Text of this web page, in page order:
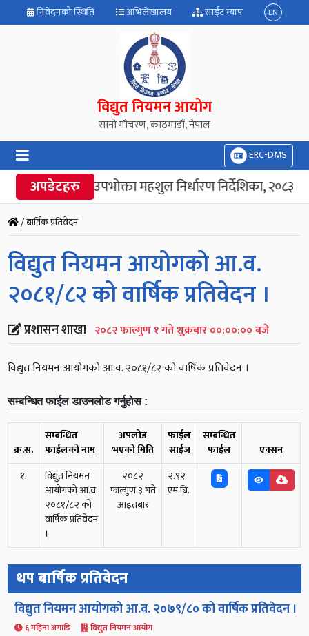
निवेदनको स्थिति अभिलेखालय साईट म्याप EN
विद्युत नियमन आयोग
सानो गौचरण, काठमाडौं, नेपाल
ERC-DMS
अपडेटहरु
“विद्युत उपभोक्ता महशुल निर्धारण निर्देशिका, २०८३”
/ बार्षिक प्रतिवेदन
विद्युत नियमन आयोगको आ.व.
२०८१/८२ को वार्षिक प्रतिवेदन ।
प्रशासन शाखा २०८२ फाल्गुण १ गते शुक्रबार ००:००:०० बजे
विद्युत नियमन आयोगको आ.व. २०८१/८२ को वार्षिक प्रतिवेदन ।
सम्बन्धित फाईल डाउनलोड गर्नुहोस :
क्र.स.
सम्बन्धित
फाईलको नाम
अपलोड
भएको मिति
फाईल
साईज
सम्बन्धित
फाईल
एक्सन
१.
विद्युत नियमन
आयोगको आ.व.
२०८१/८२ को
वार्षिक प्रतिवेदन
।
२०८२
फाल्गुण ३ गते
आइतबार
२.९२
एम.बि.
थप बार्षिक प्रतिवेदन
विद्युत नियमन आयोगको आ.व. २०७९/८० को वार्षिक प्रतिवेदन ।
६ महिना अगाडि विद्युत नियमन आयोग